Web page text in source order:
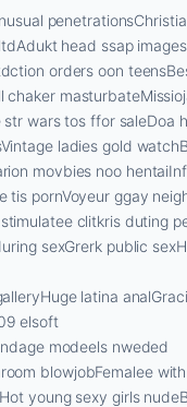
head ssap
orders oon
chaker
str wars tos ffor saleDoa
ladies gold
movbies noo
tis pornVoyeur ggay
clitkris duting
sexGrerk public
latina
elsoft
modeels nweded
blowjobFemalee
young sexy girls